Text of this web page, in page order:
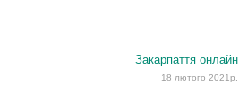
Закарпаття онлайн
18 лютого 2021р.